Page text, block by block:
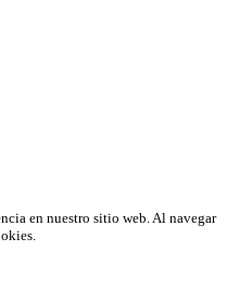
en nuestro sitio web. Al navegar